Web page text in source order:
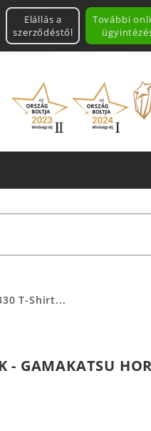
További
Elállás a
szerződéstől
T-Shirt...
- GAMAKATSU